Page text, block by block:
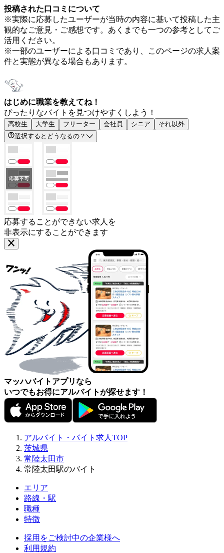
投稿された口コミについて
※実際に応募したユーザーが当時の内容に基いて投稿した主
観的なご意見・ご感想です。あくまでも一つの参考としてご
活用ください。
※一部のユーザーによる口コミであり、このページの求人案
件と実態が異なる場合もあります。
はじめに職業を教えてね！
ぴったりなバイトを見つけやすくしよう！
高校生 大学生 フリーター 会社員 シニア
それ以外
選択するとどうなるの？
応募することができない求人を
非表示にすることができます
マッハバイトアプリなら
いつでもお得にアルバイトが探せます！
アルバイト・バイト求人TOP
茨城県
常陸太田市
常陸太田駅のバイト
エリア
路線・駅
職種
特徴
採用をご検討中の企業様へ
利用規約